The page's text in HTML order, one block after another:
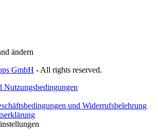
ändern
GmbH - All rights reserved.
Nutzungsbedingungen
und Widerrufsbelehrung